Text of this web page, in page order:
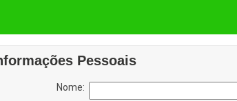
Pessoais
Nome: